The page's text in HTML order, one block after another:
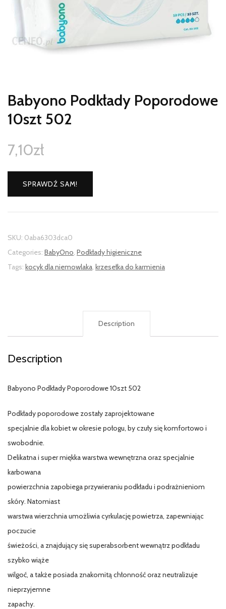
Babyono Podkłady Poporodowe
10szt 502
7,10zł
SPRAWDŹ SAM!
SKU: 0aba6303dca0
Categories: BabyOno, Podkłady higieniczne
Tags: kocyk dla niemowlaka, krzesełka do karmienia
Description
Description
Babyono Podkłady Poporodowe 10szt 502
Podkłady poporodowe zostały zaprojektowane
specjalnie dla kobiet w okresie połogu, by czuły się komfortowo i
swobodnie.
Delikatna i super miękka warstwa wewnętrzna oraz specjalnie
karbowana
powierzchnia zapobiega przywieraniu podkładu i podrażnieniom
skóry. Natomiast
warstwa wierzchnia umożliwia cyrkulację powietrza, zapewniając
poczucie
świeżości, a znajdujący się superabsorbent wewnątrz podkładu
szybko wiąże
wilgoć, a także posiada znakomitą chłonność oraz neutralizuje
nieprzyjemne
zapachy.